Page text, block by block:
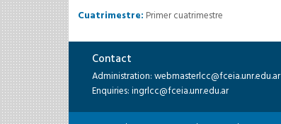
Cuatrimestre: Primer cuatrimestre
Contact
Administration: webmasterlcc@fceia.unr.edu.ar
Enquiries: ingrlcc@fceia.unr.edu.ar